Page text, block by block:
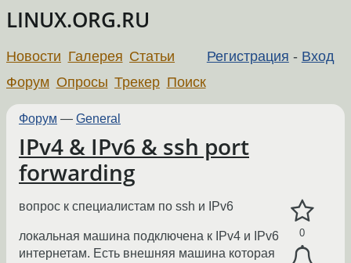
LINUX.ORG.RU
Регистрация - Вход
Новости Галерея Статьи
Форум Опросы Трекер Поиск
Форум — General
IPv4 & IPv6 & ssh port
forwarding
0
вопрос к специалистам по ssh и IPv6
локальная машина подключена к IPv4 и IPv6
интернетам. Есть внешняя машина которая